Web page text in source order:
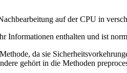
auf der CPU in
Informationen enthalten und ist
da sie
gehört in die Methoden